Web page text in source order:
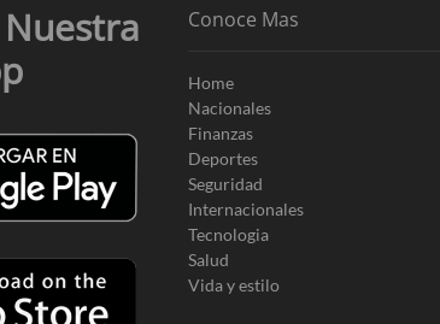
Conoce Mas
Home
Nacionales
Finanzas
Deportes
Seguridad
Internacionales
Tecnologia
Salud
Vida y estilo